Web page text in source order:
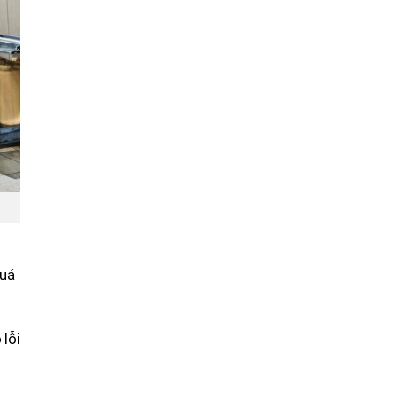
lỗi